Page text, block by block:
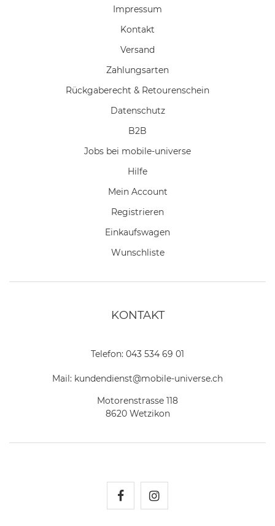
Impressum
Kontakt
Versand
Zahlungsarten
Rückgaberecht & Retourenschein
Datenschutz
B2B
Jobs bei mobile-universe
Hilfe
Mein Account
Registrieren
Einkaufswagen
Wunschliste
KONTAKT
Telefon: 043 534 69 01
Mail: kundendienst@mobile-universe.ch
Motorenstrasse 118
8620 Wetzikon